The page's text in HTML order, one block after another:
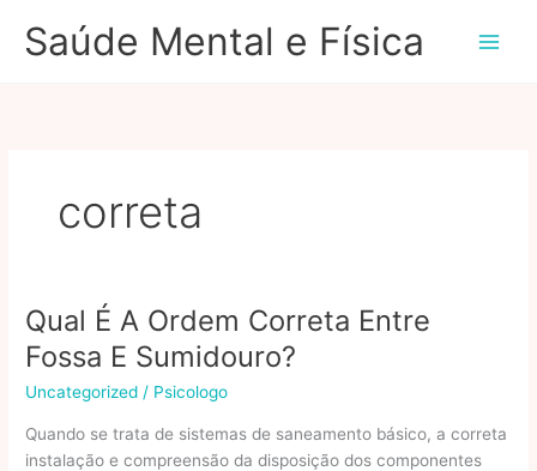
paraSaúde Mental e Física
correta
Qual É A Ordem Correta Entre
Fossa E Sumidouro?
Uncategorized / Psicologo
Quando se trata de sistemas de saneamento básico, a correta
instalação e compreensão da disposição dos componentes